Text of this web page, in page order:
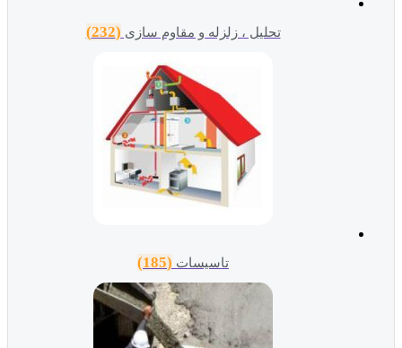
تحلیل ، زلزله و مقاوم سازی(232)
تاسیسات(185)